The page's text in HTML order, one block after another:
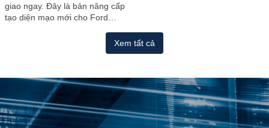
giao ngay. Đây là bản nâng cấp
tạo diện mạo mới cho Ford
Xem tất cả